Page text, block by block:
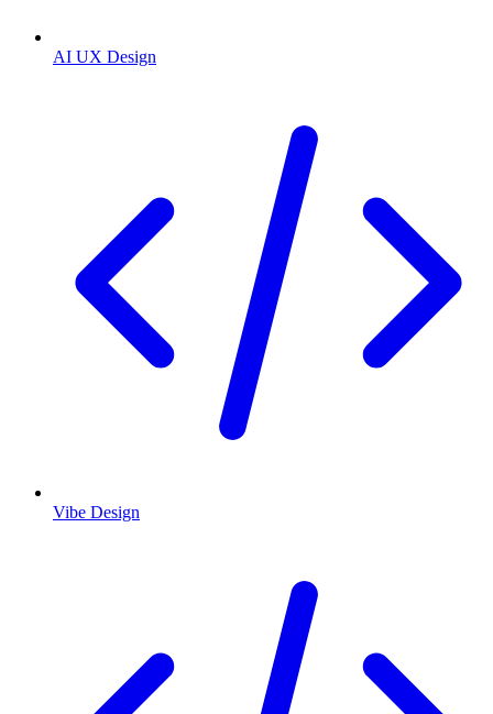
AI UX Design
Vibe Design